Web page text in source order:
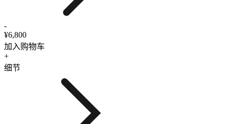
-
¥6,800
加入购物车
+
细节